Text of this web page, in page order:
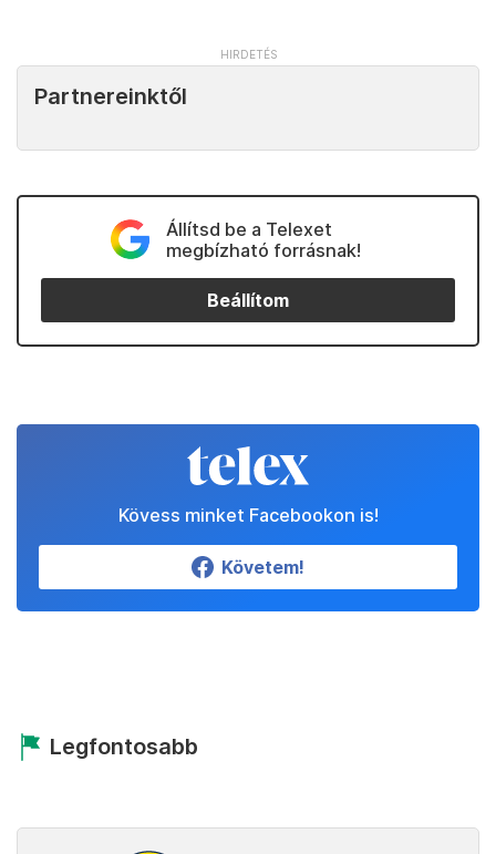
Partnereinktől
Állítsd be a Telexet
megbízható forrásnak!
Beállítom
Kövess minket Facebookon is!
Követem!
Legfontosabb